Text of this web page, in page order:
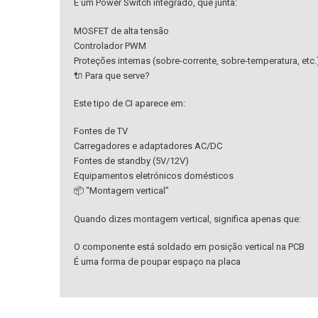
É um Power Switch integrado, que junta:
MOSFET de alta tensão
Controlador PWM
Proteções internas (sobre-corrente, sobre-temperatura,
🔌 Para que serve?
Este tipo de CI aparece em:
Fontes de TV
Carregadores e adaptadores AC/DC
Fontes de standby (5V/12V)
Equipamentos eletrónicos domésticos
📦 “Montagem vertical”
Quando dizes montagem vertical, significa apenas que:
O componente está soldado em posição vertical na PCB
É uma forma de poupar espaço na placa